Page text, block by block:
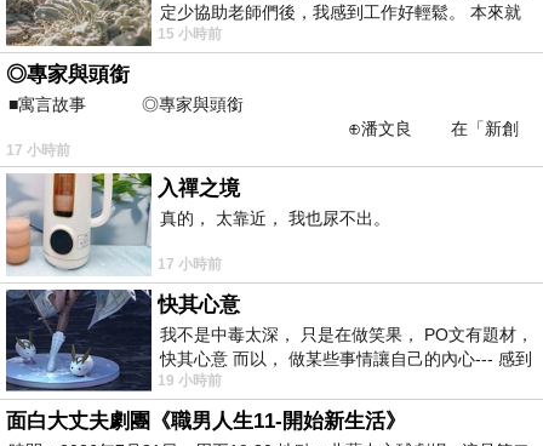
定少協助老師們後，我感到工作好輕鬆。 本來就
不是我的工作啊。 真
15 小時前
◎專家與頭銜
■寓言故事 ◎專家與頭銜
⊕潘文良 在「新創
之谷」裡——
17 小時前
入禪之境
真的， 太靠近， 我也尿不出。
17 小時前
快其心意
我不是中毒太深， 只是在做笑果， PO文有題材，
快其心意 而以， 做某些事情讓自己的內心--- 感到
愉快。
19 小時前
面白大丈夫劇團《職男人生11-開始新生活》